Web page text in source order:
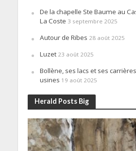
De la chapelle Ste Baume au
La Coste 3 septembre 2025
Autour de Ribes 28 août 2025
Luzet 23 août 2025
Bollène, ses lacs et ses
usines 19 août 2025
Herald Posts Big